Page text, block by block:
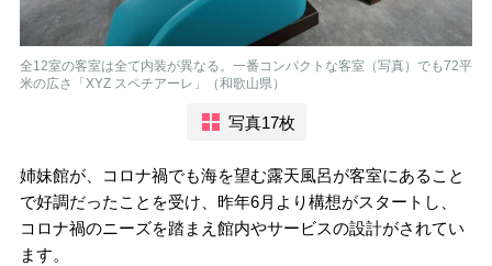
全12室の客室は全て内装が異なる。一番コンパクトな客室（写真）でも72平
米の広さ「XYZ スペチアーレ」（和歌山県）
写真17枚
姉妹館が、コロナ禍でも海を望む露天風呂が客室にあること
で好調だったことを受け、昨年6月より構想がスタートし、
コロナ禍のニーズを踏まえ館内やサービスの設計がされてい
ます。